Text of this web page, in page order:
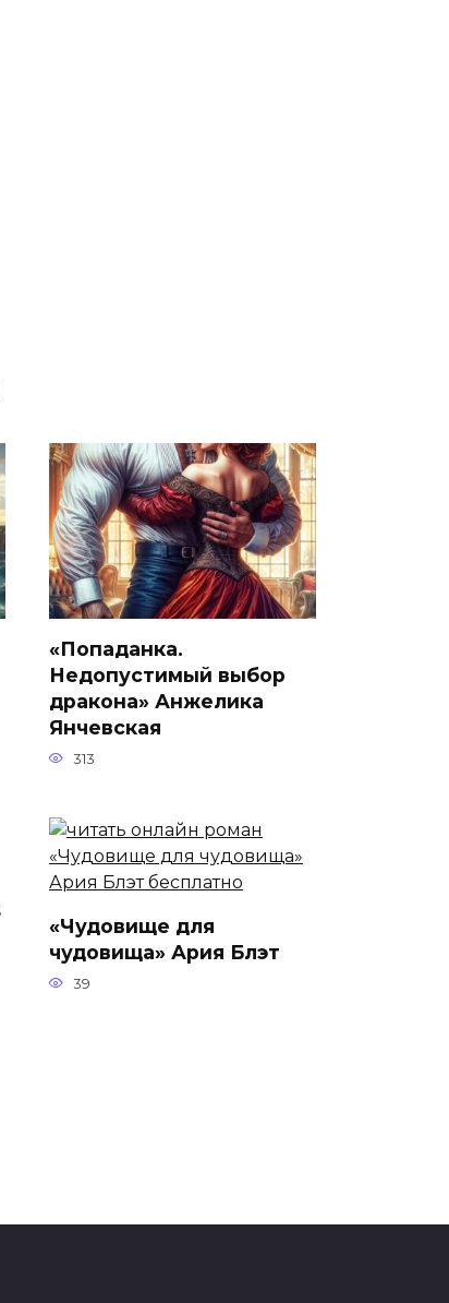
«Попаданка.
Недопустимый выбор
дракона» Анжелика
Янчевская
313
«Чудовище для
чудовища» Ария Блэт
39